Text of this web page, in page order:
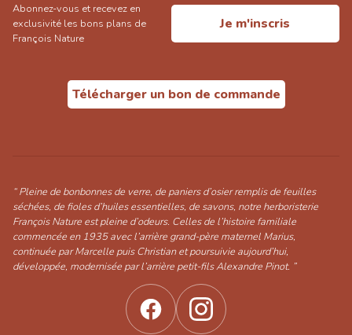
Abonnez-vous et recevez en
exclusivité les bons plans de
François Nature
Je m'inscris
Télécharger un bon de commande
“ Pleine de bonbonnes de verre, de paniers d’osier remplis de feuilles
séchées, de fioles d’huiles essentielles, de savons, notre herboristerie
François Nature est pleine d’odeurs. Celles de l’histoire familiale
commencée en 1935 avec l’arrière grand-père maternel Marius,
continuée par Marcelle puis Christian et poursuivie aujourd’hui,
développée, modernisée par l’arrière petit-fils Alexandre Pinot. ”